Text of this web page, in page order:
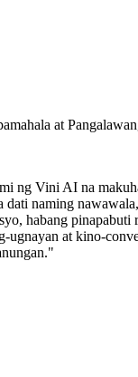
at
ng Vini AI na
dati naming
habang pinapabuti
ugnayan at kino-